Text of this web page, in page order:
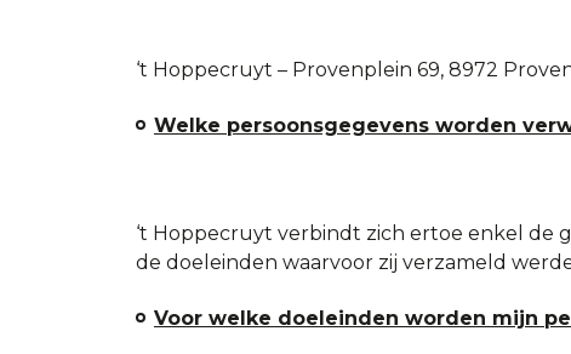
‘t Hoppecruyt – Provenplein 69, 8972
Welke persoonsgegevens worden
‘t Hoppecruyt verbindt zich ertoe enkel de
de doeleinden waarvoor zij verzameld
Voor welke doeleinden worden mijn